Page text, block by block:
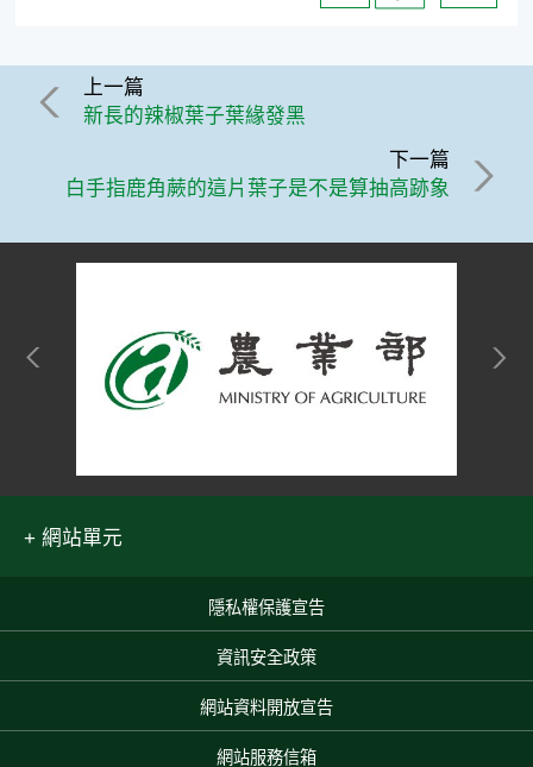
上一篇
新長的辣椒葉子葉緣發黑
下一篇
白手指鹿角蕨的這片葉子是不是算抽高跡象
網站單元
隱私權保護宣告
資訊安全政策
網站資料開放宣告
網站服務信箱